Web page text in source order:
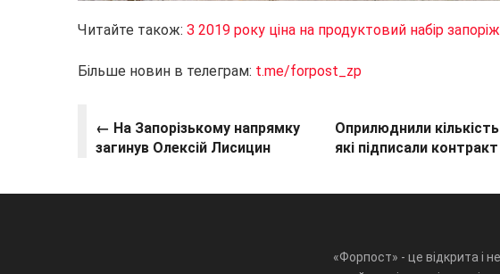
Читайте також: З 2019 року ціна на продуктовий набір
Більше новин в телеграм: t.me/forpost_zp
← На Запорізькому напрямку
загинув Олексій Лисицин
Оприлюднили
які підписали
«Форпост» - це відкрита і